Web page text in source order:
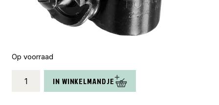
Op voorraad
Selle
IN WINKELMANDJE